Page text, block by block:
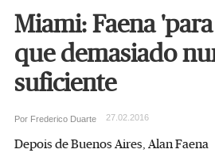
Miami: Faena
que demasiado
suficiente
Por Frederico Duarte 27.02.2016
Depois de Buenos Aires, Alan Faena